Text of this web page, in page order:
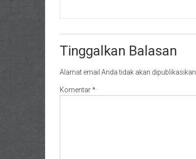
Tinggalkan Balasan
Alamat email Anda tidak akan dipublikasikan.
Komentar*